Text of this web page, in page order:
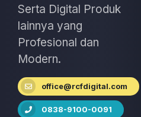
Serta Digital Produk
lainnya yang
Profesional dan
Modern.
office@rcfdigital.com
0838-9100-0091